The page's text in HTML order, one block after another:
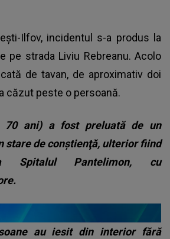
Ilfov, incidentul s-a produs la
pe strada Liviu Rebreanu. Acolo
de tavan, de aproximativ doi
căzut peste o persoană.
70 ani) a fost preluată de un
stare de conştienţă, ulterior fiind
Spitalul Pantelimon, cu
au iesit din interior fără